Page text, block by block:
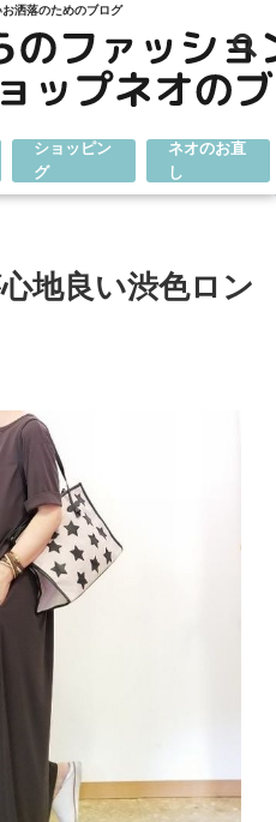
洒落のためのブログ
ショッピン
グ
ネオのお直
し
地良い渋色ロン